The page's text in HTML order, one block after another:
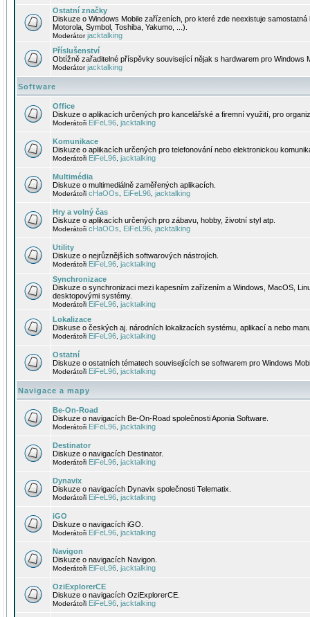
Ostatní značky
Diskuze o Windows Mobile zařízeních, pro které zde neexistuje
Motorola, Symbol, Toshiba, Yakumo, ...).
Moderátorjacktalking
Příslušenství
Obtížně zařaditelné příspěvky související nějak s hardwarem pro Windows
Moderátorjacktalking
Software
Office
Diskuze o aplikacích určených pro kancelářské a firemní využití, pro
Moderátoři EiFeL96 jacktalking
Komunikace
Diskuze o aplikacích určených pro telefonování nebo elektronickou
Moderátoři EiFeL96 jacktalking
Multimédia
Diskuze o multimediálně zaměřených aplikacích.
Moderátoři cHaOOs EiFeL96 jacktalking
Hry a volný čas
Diskuze o aplikacích určených pro zábavu, hobby, životní styl atp.
Moderátoři cHaOOs EiFeL96 jacktalking
Utility
Diskuze o nejrůznějších softwarových nástrojích.
Moderátoři EiFeL96 jacktalking
Synchronizace
Diskuze o synchronizaci mezi kapesním zařízením a Windows, MacOS,
desktopovými systémy.
Moderátoři EiFeL96 jacktalking
Lokalizace
Diskuse o českých aj. národních lokalizacích systému, aplikací a nebo
Moderátoři EiFeL96 jacktalking
Ostatní
Diskuze o ostatních tématech souvisejících se softwarem pro Windows
Moderátoři EiFeL96 jacktalking
Navigace a mapy
Be-On-Road
Diskuze o navigacích Be-On-Road společnosti Aponia Software.
Moderátoři EiFeL96 jacktalking
Destinator
Diskuze o navigacích Destinator.
Moderátoři EiFeL96 jacktalking
Dynavix
Diskuze o navigacích Dynavix společnosti Telematix.
Moderátoři EiFeL96 jacktalking
iGO
Diskuze o navigacích iGO.
Moderátoři EiFeL96 jacktalking
Navigon
Diskuze o navigacích Navigon.
Moderátoři EiFeL96 jacktalking
OziExplorerCE
Diskuze o navigacích OziExplorerCE.
Moderátoři EiFeL96 jacktalking